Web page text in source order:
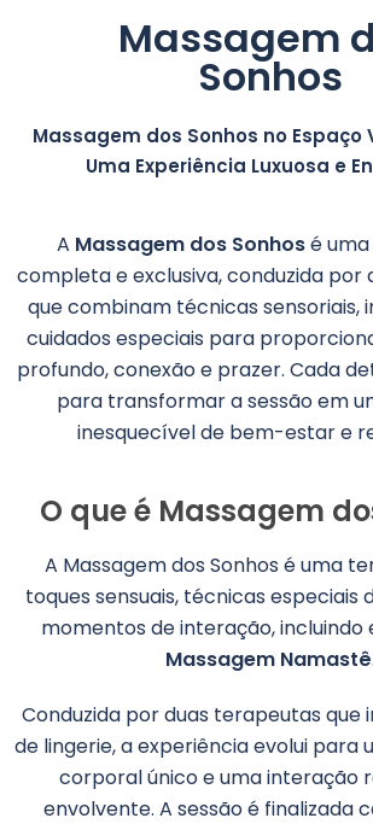
Massagem
Sonhos
Massagem dos Sonhos no Espaço
Uma Experiência Luxuosa e
A Massagem dos Sonhosé uma
completa e exclusiva, conduzida por
que combinam técnicas sensoriais,
cuidados especiais para
profundo, conexão e prazer. Cada
para transformar a sessão em
inesquecível de bem-estar e
O que é Massagem
A Massagem dos Sonhos é uma
toques sensuais, técnicas especiais
momentos de interação, incluindo
Massagem Namastê.
Conduzida por duas terapeutas que
de lingerie, a experiência evolui para
corporal único e uma interação
envolvente. A sessão é finalizada